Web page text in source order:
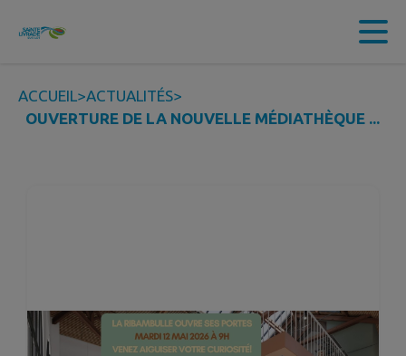
Contenu
ACCUEIL>ACTUALITÉS>
OUVERTURE DE LA NOUVELLE MÉDIATHÈQUE ...